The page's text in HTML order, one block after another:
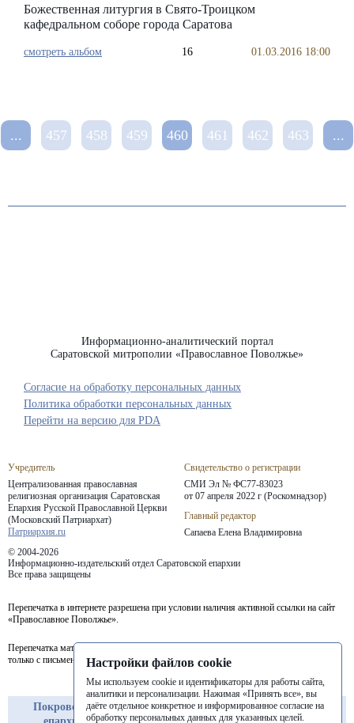
Божественная литургия в Свято-Троицком
кафедральном соборе города Саратова
смотреть альбом 16 01.03.2016 18:00
... 457 458 459 460 461 462 463 ...
Информационно-аналитический портал
Саратовской митрополии «Православное Поволжье»
Учредитель
Централизованная православная
религиозная организация Саратовская
Епархия Русской Православной Церкви
(Московский Патриархат)
Патриархия.ru
Свидетельство о регистрации
СМИ Эл № ФС77-83023
от 07 апреля 2022 г (Роскомнадзор)
Главный редактор
Сапаева Елена Владимировна
© 2004-2026
Информационно-издательский отдел Саратовской епархии
Все права защищены
Согласие на обработку персональных данных
Политика обработки персональных данных
Перепечатка в интернете разрешена при условии наличия активной ссылки на сайт
«Православное Поволжье».
Перепечатка материалов портала в печатных изданиях (книгах, прессе) возможна
только с письменного разрешения редакции.
Покровская
епархия
Балашовская
епархия
Балаковская
епархия
Перейти на версию для PDA
Настройки файлов cookie
Мы используем cookie и идентификаторы для работы сайта,
аналитики и персонализации. Нажимая «Принять все», вы
даёте отдельное конкретное и информированное согласие на
обработку персональных данных для указанных целей.